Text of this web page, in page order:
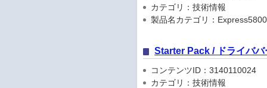
カテゴリ：技術情報
製品名カテゴリ：
Starter Pack / ドライババ
コンテンツID：3140110024
カテゴリ：技術情報